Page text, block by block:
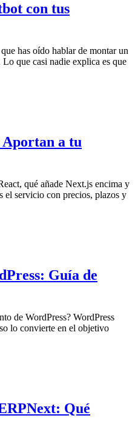
con tus
has oído hablar de montar un
que casi nadie explica es que
Aportan a tu
qué añade Next.js encima y
el servicio con precios, plazos y
Guía de
de WordPress? WordPress
lo convierte en el objetivo
Qué